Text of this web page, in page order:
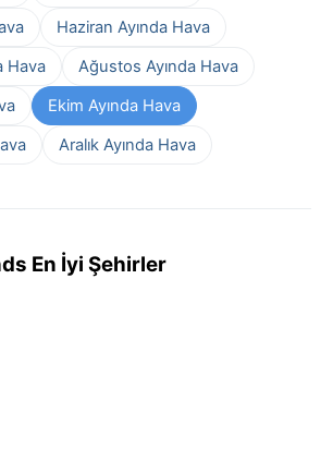
Haziran Ayında Hava
Hava
Ağustos Ayında Hava
Ekim Ayında Hava
Aralık Ayında Hava
En İyi Şehirler